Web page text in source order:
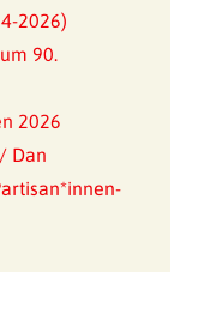
2026)
90.
2026
Dan